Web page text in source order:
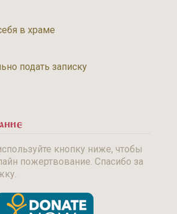
в храме
подать записку
кнопку ниже, чтобы
пожертвование. Спасибо за